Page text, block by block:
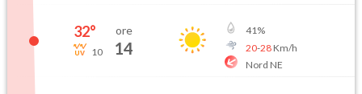
32°
10
ore
14
41%
20-28Km/h
Nord NE